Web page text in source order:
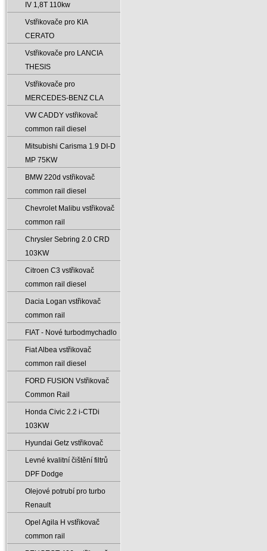
IV 1‚8T 110kw
Vstřikovače pro KIA
CERATO
Vstřikovače pro LANCIA
THESIS
Vstřikovače pro
MERCEDES-BENZ CLA
VW CADDY vstřikovač
common rail diesel
Mitsubishi Carisma 1.9 DI-D
MP 75KW
BMW 220d vstřikovač
common rail diesel
Chevrolet Malibu vstřikovač
common rail
Chrysler Sebring 2.0 CRD
103KW
Citroen C3 vstřikovač
common rail diesel
Dacia Logan vstřikovač
common rail
FIAT - Nové turbodmychadlo
Fiat Albea vstřikovač
common rail diesel
FORD FUSION Vstřikovač
Common Rail
Honda Civic 2.2 i-CTDi
103KW
Hyundai Getz vstřikovač
Levné kvalitní čištění filtrů
DPF Dodge
Olejové potrubí pro turbo
Renault
Opel Agila H vstřikovač
common rail